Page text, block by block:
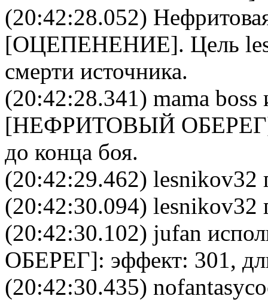
(20:42:28.052)
[ОЦЕПЕНЕНИЕ]. Цель
смерти источника.
(20:42:28.341) mama boss
[НЕФРИТОВЫЙ ОБЕРЕГ
до конца боя.
(20:42:29.462) lesnikov32
(20:42:30.094) lesnikov32
(20:42:30.102) jufan
ОБЕРЕГ]: эффект: 301,
(20:42:30.435)